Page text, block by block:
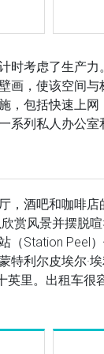
时考虑了生产
画，使该空间
包括快速上网
列私人办公室
，酒吧和咖啡
赏风景并摆脱
（Station Peel
利尔皮埃尔·
英里。出租车